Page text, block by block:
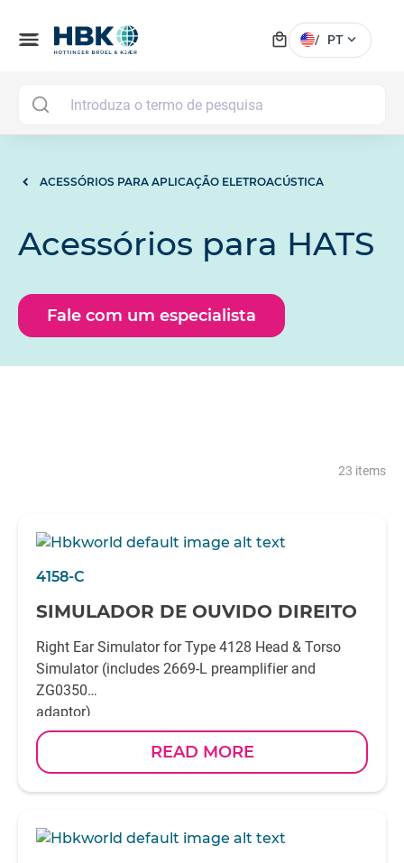
menu local_mall / PT expand_more
ACESSÓRIOS PARA APLICAÇÃO ELETROACÚSTICA
Acessórios para HATS
Fale com um especialista
23 items
4158-C
SIMULADOR DE OUVIDO DIREITO
Right Ear Simulator for Type 4128 Head & Torso
Simulator (includes 2669-L preamplifier and
ZG0350
adaptor)
READ MORE